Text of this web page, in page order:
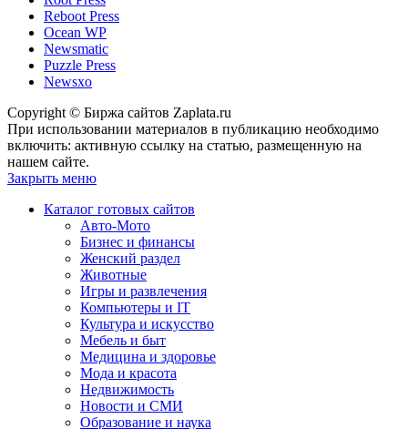
Reboot Press
Ocean WP
Newsmatic
Puzzle Press
Newsxo
Copyright © Биржа сайтов Zaplata.ru
При использовании материалов в публикацию необходимо
включить: активную ссылку на статью, размещенную на
нашем сайте.
Закрыть меню
Каталог готовых сайтов
Авто-Мото
Бизнес и финансы
Женский раздел
Животные
Игры и развлечения
Компьютеры и IT
Культура и искусство
Мебель и быт
Медицина и здоровье
Мода и красота
Недвижимость
Новости и СМИ
Образование и наука